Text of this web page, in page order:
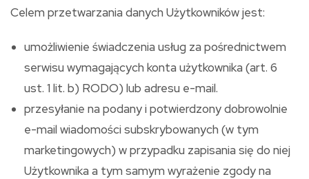
Celem przetwarzania danych Użytkowników jest:
umożliwienie świadczenia usług za pośrednictwem
serwisu wymagających konta użytkownika (art. 6
ust. 1 lit. b) RODO) lub adresu e-mail.
przesyłanie na podany i potwierdzony dobrowolnie
e-mail wiadomości subskrybowanych (w tym
marketingowych) w przypadku zapisania się do niej
Użytkownika a tym samym wyrażenie zgody na